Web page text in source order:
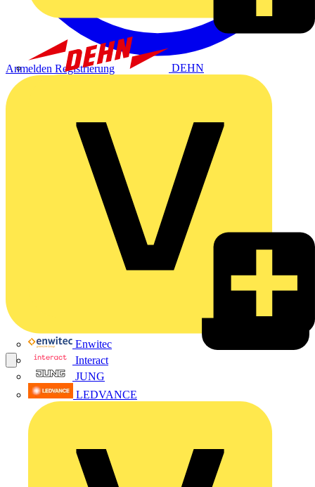
DEHN
Enwitec
Interact
JUNG
LEDVANCE
Anmelden Registrierung